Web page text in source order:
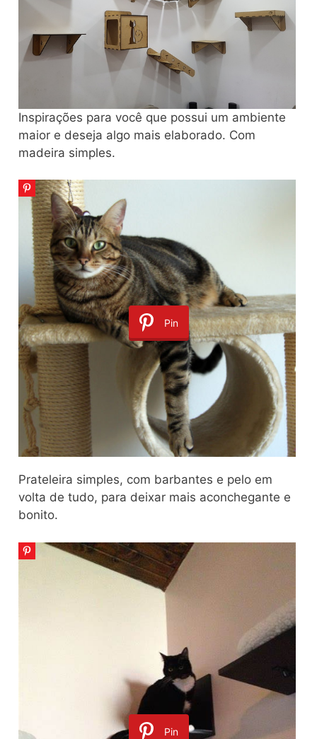
Inspirações para você que possui um ambiente
maior e deseja algo mais elaborado. Com
madeira simples.
Pin
Prateleira simples, com barbantes e pelo em
volta de tudo, para deixar mais aconchegante e
bonito.
Pin